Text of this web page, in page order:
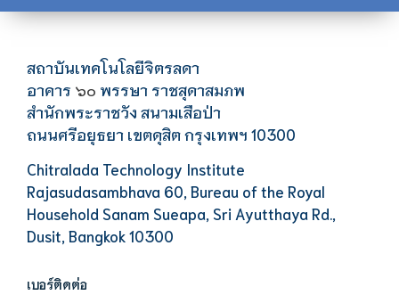
สถาบันเทคโนโลยีจิตรลดา
อาคาร ๖๐ พรรษา ราชสุดาสมภพ
สำนักพระราชวัง สนามเสือป่า
ถนนศรีอยุธยา เขตดุสิต กรุงเทพฯ 10300
Chitralada Technology Institute
Rajasudasambhava 60, Bureau of the Royal
Household Sanam Sueapa, Sri Ayutthaya Rd.,
Dusit, Bangkok 10300
เบอร์ติดต่อ